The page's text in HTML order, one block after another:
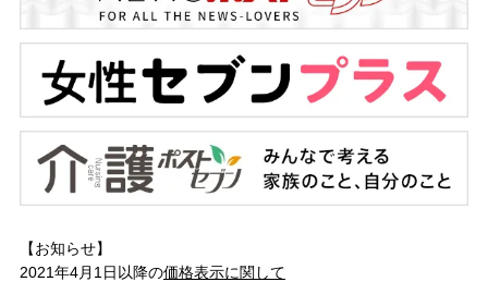
【お知らせ】
2021年4月1日以降の価格表示に関して